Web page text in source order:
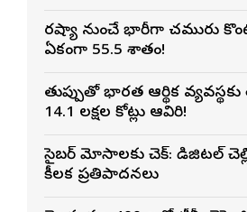
రష్యా నుంచే భారీగా చమురు
ఏకంగా 55.5 శాతం!
తుప్పుతో భారత ఆర్థిక
14.1 లక్షల కోట్లు ఆవిరి!
సైబర్ మోసాలకు చెక్: డిజిటల్
కీలక ప్రతిపాదనలు